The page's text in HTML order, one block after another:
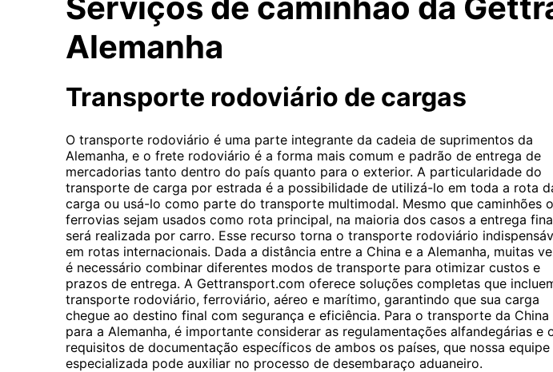
Alemanha
Transporte rodoviário de cargas
O transporte rodoviário é uma parte integrante da cadeia de suprimentos da
Alemanha, e o frete rodoviário é a forma mais comum e padrão de entrega de
mercadorias tanto dentro do país quanto para o exterior. A particularidade do
transporte de carga por estrada é a possibilidade de utilizá-lo em toda a rota
carga ou usá-lo como parte do transporte multimodal. Mesmo que caminhões
ferrovias sejam usados ​​como rota principal, na maioria dos casos a entrega
será realizada por carro. Esse recurso torna o transporte rodoviário
em rotas internacionais. Dada a distância entre a China e a Alemanha, muitas
é necessário combinar diferentes modos de transporte para otimizar custos e
prazos de entrega. A Gettransport.com oferece soluções completas que
transporte rodoviário, ferroviário, aéreo e marítimo, garantindo que sua carga
chegue ao destino final com segurança e eficiência. Para o transporte da China
para a Alemanha, é importante considerar as regulamentações alfandegárias e
requisitos de documentação específicos de ambos os países, que nossa equipe
especializada pode auxiliar no processo de desembaraço aduaneiro.